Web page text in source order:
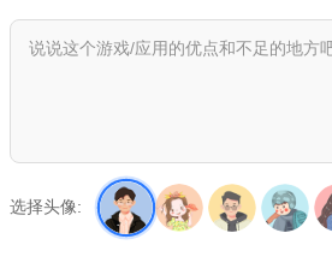
进行查看。
3.可为驾车、骑车和步行路线提供
选择头像: